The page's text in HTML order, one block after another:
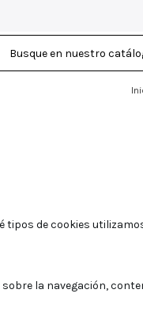
tipos de cookies
la navegación,